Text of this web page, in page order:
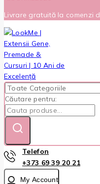
Livrare gratuită la comenzi
Căutare pentru:
Telefon
+373 69 39 20 21
My Account